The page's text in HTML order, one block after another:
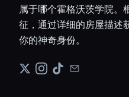
属于哪个霍格沃茨学院。
征，通过详细的房屋描述
你的神奇身份。